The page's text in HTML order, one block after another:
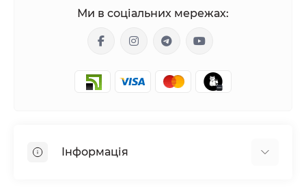
Ми в соціальних мережах:
Інформація